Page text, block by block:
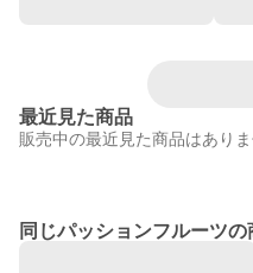
最近見た商品
販売中の最近見た商品はありま
同じパッションフルーツの